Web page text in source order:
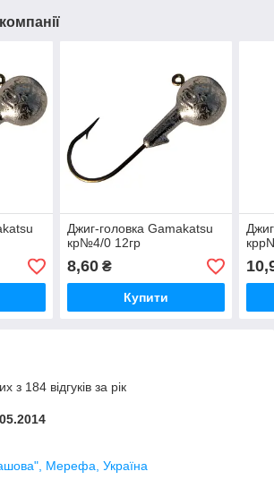
Джиг-головка Gamakatsu
кр№4/0 12гр
8,60₴
Купити
з 184 відгуків за рік
Мерефа, Україна